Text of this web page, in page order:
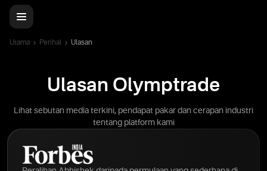
Utama Perihal Ulasan
Ulasan Olymptrade
Lihat sebutan media terkini, pendapat pakar dan cerapan industri
tentang platform kami